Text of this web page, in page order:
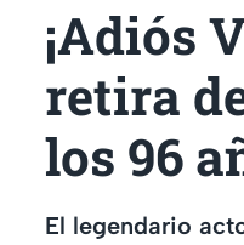
¡Adiós
retira
los 96
El legendario